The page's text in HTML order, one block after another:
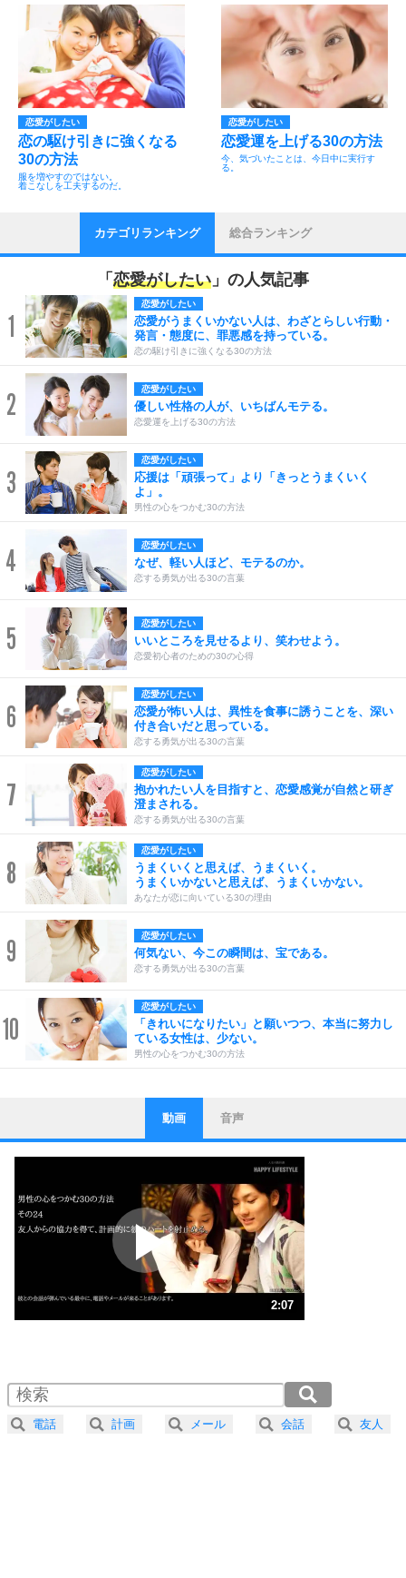
恋愛がしたい
恋の駆け引きに強くなる
30の方法
服を増やすのではない。
着こなしを工夫するのだ。
恋愛がしたい
恋愛運を上げる30の方法
今、気づいたことは、今日中に実行す
る。
カテゴリランキング 総合ランキング
「 恋愛がしたい 」の人気記事
1
恋愛がしたい
恋愛がうまくいかない人は、わざとらしい行動・
発言・態度に、罪悪感を持っている。
恋の駆け引きに強くなる30の方法
2 恋愛がしたい
優しい性格の人が、いちばんモテる。
恋愛運を上げる30の方法
3
恋愛がしたい
応援は「頑張って」より「きっとうまくいく
よ」。
男性の心をつかむ30の方法
4 恋愛がしたい
なぜ、軽い人ほど、モテるのか。
恋する勇気が出る30の言葉
5 恋愛がしたい
いいところを見せるより、笑わせよう。
恋愛初心者のための30の心得
6
恋愛がしたい
恋愛が怖い人は、異性を食事に誘うことを、深い
付き合いだと思っている。
恋する勇気が出る30の言葉
7
恋愛がしたい
抱かれたい人を目指すと、恋愛感覚が自然と研ぎ
澄まされる。
恋する勇気が出る30の言葉
8
恋愛がしたい
うまくいくと思えば、うまくいく。
うまくいかないと思えば、うまくいかない。
あなたが恋に向いている30の理由
9 恋愛がしたい
何気ない、今この瞬間は、宝である。
恋する勇気が出る30の言葉
10
恋愛がしたい
「きれいになりたい」と願いつつ、本当に努力し
ている女性は、少ない。
男性の心をつかむ30の方法
1
ストレス対策
他人と比べない。
いっそのこと、他人を見ない。
いらいらしない人になる30の方法
プラス思考
ポジティブになれない原因は、行動しないから。
ポジティブ思考になる30の方法
ストレス対策
人生、なんとかなるもの。
気楽に生きる30の方法
4 器の大きい人は、怒りを優しさで表現する。
プラス思考
動画 音声
2:07
2.0倍速 （251KB 1分3秒）
2.5倍速 （201KB 51秒）
3.0倍速 （167KB 42秒）
電話 計画 メール 会話 友人